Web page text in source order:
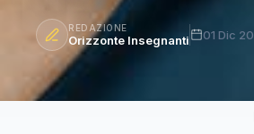
REDAZIONE
Orizzonte Insegnanti 01 Dic